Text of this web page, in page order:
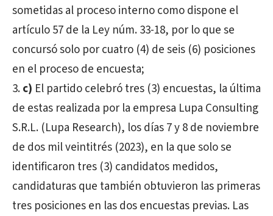
sometidas al proceso interno como dispone el
artículo 57 de la Ley núm. 33-18, por lo que se
concursó solo por cuatro (4) de seis (6) posiciones
en el proceso de encuesta;
c) El partido celebró tres (3) encuestas, la última
de estas realizada por la empresa Lupa Consulting
S.R.L. (Lupa Research), los días 7 y 8 de noviembre
de dos mil veintitrés (2023), en la que solo se
identificaron tres (3) candidatos medidos,
candidaturas que también obtuvieron las primeras
tres posiciones en las dos encuestas previas. Las